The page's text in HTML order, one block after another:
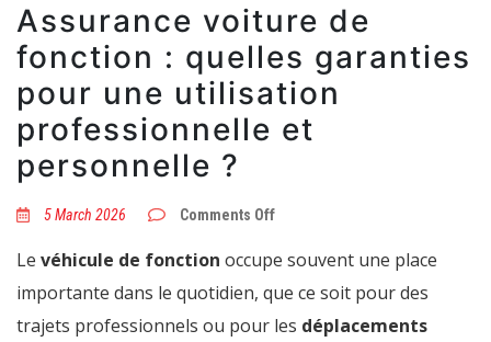
Assurance voiture de
fonction : quelles garanties
pour une utilisation
professionnelle et
personnelle ?
5 March 2026 Comments Offon
de
:
garanties
Le véhicule de fonction occupe souvent une place
importante dans le quotidien, que ce soit pour des
trajets professionnels ou pour les déplacements